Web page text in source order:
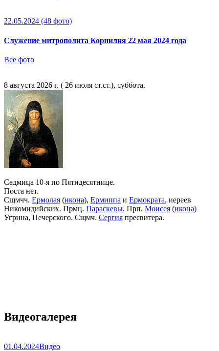
22.05.2024 (48 фото)
Служение митрополита Корнилия 22 мая 2024 года
Все фото
8 августа 2026 г. ( 26 июля ст.ст.), суббота.
Седмица 10-я по Пятидесятнице.
Поста нет.
Сщмчч. Ермолая (икона), Ермиппа и Ермократа, иереев
Никомидийских. Прмц. Параскевы. Прп. Моисея (икона)
Угрина, Печерского. Сщмч. Сергия пресвитера.
Видеогалерея
01.04.2024Видео